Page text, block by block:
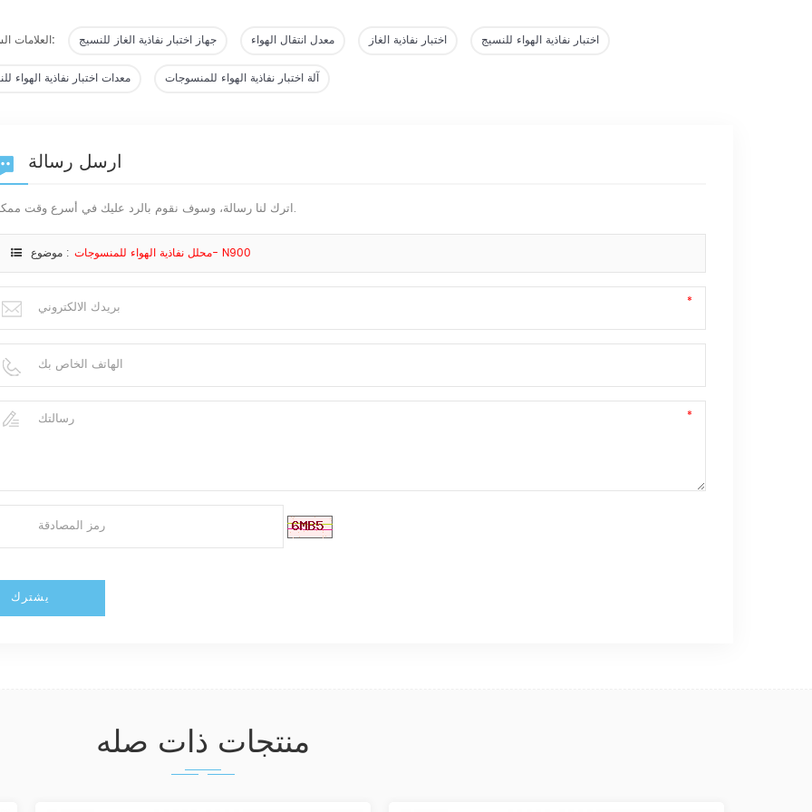
العلامات الساخنة: جهاز اختبار نفاذية الغاز للنسيج معدل انتقال الهواء اختبار نفاذية الغاز اختبار نفاذية الهواء للنسيج
معدات اختبار نفاذية الهواء آلة اختبار نفاذية الهواء للمنسوجات
ارسل رسالة
اترك لنا رسالة، وسوف نقوم بالرد عليك في أسرع وقت ممكن.
موضوع : محلل نفاذية الهواء للمنسوجات- N900
منتجات ذات صله